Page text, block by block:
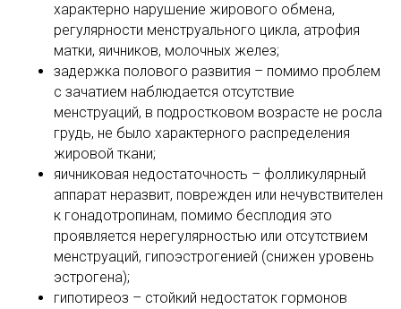
характерно нарушение жирового обмена,
регулярности менструального цикла, атрофия
матки, яичников, молочных желез;
задержка полового развития – помимо проблем
с зачатием наблюдается отсутствие
менструаций, в подростковом возрасте не росла
грудь, не было характерного распределения
жировой ткани;
яичниковая недостаточность – фолликулярный
аппарат неразвит, поврежден или нечувствителен
к гонадотропинам, помимо бесплодия это
проявляется нерегулярностью или отсутствием
менструаций, гипоэстрогенией (снижен уровень
эстрогена);
гипотиреоз – стойкий недостаток гормонов